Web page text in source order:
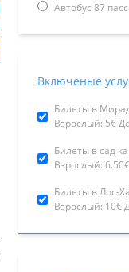
Автобус 87
Включеные
Билеты в
Взрослый: 5€
Билеты в сад
Взрослый:
Билеты в Лос-
Взрослый: 10€